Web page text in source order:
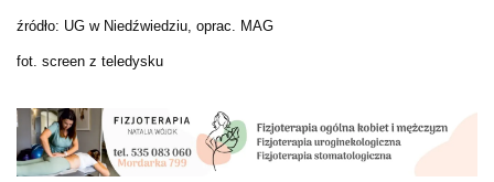
źródło: UG w Niedźwiedziu, oprac. MAG
fot. screen z teledysku